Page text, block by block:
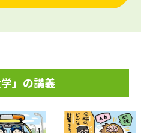
」の講義